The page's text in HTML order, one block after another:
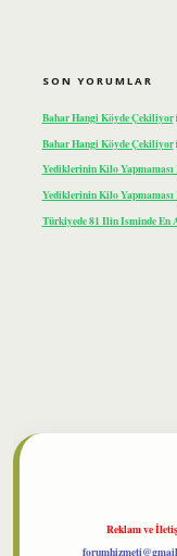
SON YORUMLAR
Bahar Hangi Köyde Çekiliyor
Bahar Hangi Köyde Çekiliyor
Yediklerinin Kilo Yapmaması
Yediklerinin Kilo Yapmaması
Türkiyede 81 Ilin Isminde En
Reklam ve